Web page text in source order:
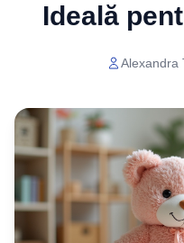
Ideală
Alexandra